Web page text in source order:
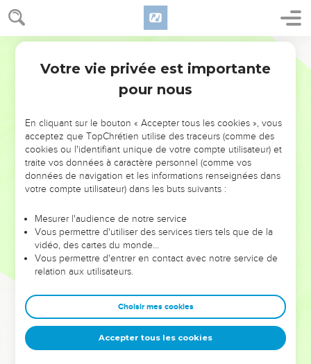
NE MANQUEZ PAS L’ÉVÉNEMENT
DE L’ANNÉE !
ET SI LEURS ERREURS POUVAIENT VOUS ÉVITER LES
VOTRES ?
leur foi ou leur vision. Mais on voit moins les doutes, les erreurs
et les saisons difficiles qu'ils ont traversés, alors même que ce
sont elles qui les ont façonnés.
Dans cette conférence, leaders, entrepreneurs, et responsables
clés pour avancer avec plus de sagesse afin que leurs erreurs
deviennent vos tremplins. Que vous guidiez un ministère, une
équipe, un groupe ou une famille, leur expérience est faite
pour vous.
Votre vie privée est importante
pour nous
En cliquant sur le bouton « Accepter tous les cookies », vous
acceptez que TopChrétien utilise des traceurs (comme des
cookies ou l'identifiant unique de votre compte utilisateur) et
traite vos données à caractère personnel (comme vos
données de navigation et les informations renseignées dans
votre compte utilisateur) dans les buts suivants :
Mesurer l'audience de notre service
Vous permettre d'utiliser des services tiers tels que de la
vidéo, des cartes du monde…
Vous permettre d'entrer en contact avec notre service de
relation aux utilisateurs.
Choisir mes cookies
Accepter tous les cookies